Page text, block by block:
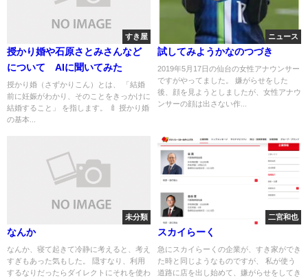
すき屋
授かり婚や石原さとみさんなど
について AIに聞いてみた
授かり婚（さずかりこん）とは、 「結婚
前に妊娠がわかり、そのことをきっかけに
結婚すること」 を指します。 🍼 授かり婚
の基本...
ニュース
試してみようかなのつづき
2019年5月17日の仙台の女性アナウンサー
ですがやってました。 嫌がらせをした
後、顔を見ようとしましたが、女性アナウ
ンサーの顔は出さない作...
未分類
なんか
なんか、寝て起きて冷静に考えると、考え
すぎもあった気もした。 隠すなり、利用
するなりだったらダイレクトにそれを使わ
二宮和也
スカイらーく
急にスカイらーくの企業が、すき家ができ
た時と同じようなものですが、 私が使う
道路に店を出し始めて、嫌がらせをしてき